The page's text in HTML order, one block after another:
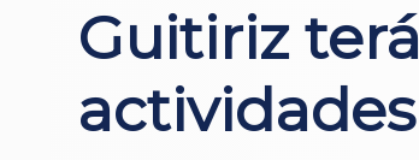
Guitiriz